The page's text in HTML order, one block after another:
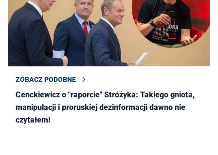
ZOBACZ PODOBNE
Cenckiewicz o "raporcie" Stróżyka: Takiego gniota,
manipulacji i proruskiej dezinformacji dawno nie
czytałem!